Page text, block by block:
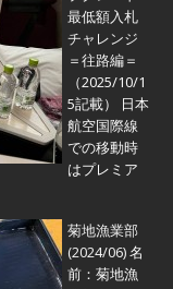
最低額入札
チャレンジ
＝往路編＝
（2025/10/1
5記載） 日本
航空国際線
での移動時
はプレミア
菊地漁業部
(2024/06)名
前：菊地漁